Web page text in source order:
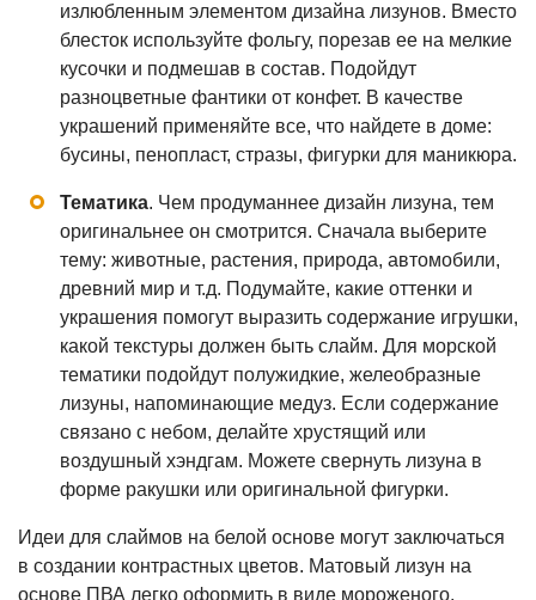
излюбленным элементом дизайна лизунов. Вместо
блесток используйте фольгу, порезав ее на мелкие
кусочки и подмешав в состав. Подойдут
разноцветные фантики от конфет. В качестве
украшений применяйте все, что найдете в доме:
бусины, пенопласт, стразы, фигурки для маникюра.
Тематика. Чем продуманнее дизайн лизуна, тем
оригинальнее он смотрится. Сначала выберите
тему: животные, растения, природа, автомобили,
древний мир и т.д. Подумайте, какие оттенки и
украшения помогут выразить содержание игрушки,
какой текстуры должен быть слайм. Для морской
тематики подойдут полужидкие, желеобразные
лизуны, напоминающие медуз. Если содержание
связано с небом, делайте хрустящий или
воздушный хэндгам. Можете свернуть лизуна в
форме ракушки или оригинальной фигурки.
Идеи для слаймов на белой основе могут заключаться
в создании контрастных цветов. Матовый лизун на
основе ПВА легко оформить в виде мороженого,